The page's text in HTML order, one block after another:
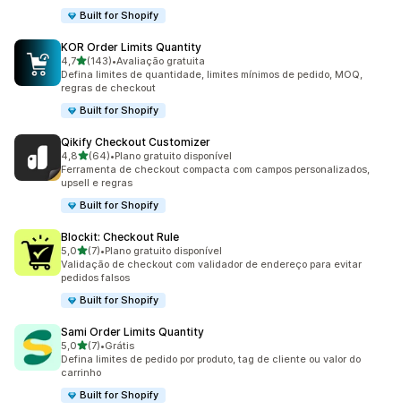
Built for Shopify
KOR Order Limits Quantity
4,7de 5 estrelas
(143)
143 avaliações ao todo
•Avaliação gratuita
Defina limites de quantidade, limites mínimos de pedido, MOQ,
regras de checkout
Built for Shopify
Qikify Checkout Customizer
4,8de 5 estrelas
(64)
64 avaliações ao todo
•Plano gratuito disponível
Ferramenta de checkout compacta com campos personalizados,
upsell e regras
Built for Shopify
Blockit: Checkout Rule
5,0de 5 estrelas
(7)
7 avaliações ao todo
•Plano gratuito disponível
Validação de checkout com validador de endereço para evitar
pedidos falsos
Built for Shopify
Sami Order Limits Quantity
5,0de 5 estrelas
(7)
7 avaliações ao todo
•Grátis
Defina limites de pedido por produto, tag de cliente ou valor do
carrinho
Built for Shopify